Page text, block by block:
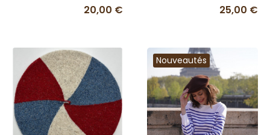
20,00 € 25,00 €
Nouveautés